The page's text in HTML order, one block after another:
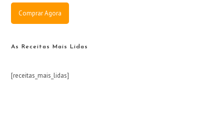
Comprar Agora
As Receitas Mais Lidas
[receitas_mais_lidas]